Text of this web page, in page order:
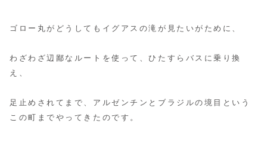
ゴロー丸がどうしてもイグアスの滝が見たいがために、
わざわざ辺鄙なルートを使って、ひたすらバスに乗り換
え、
足止めされてまで、アルゼンチンとブラジルの境目という
この町までやってきたのです。